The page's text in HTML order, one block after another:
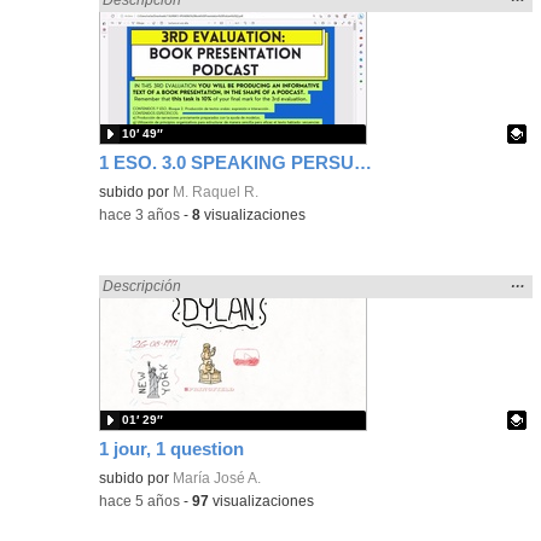
1 ESO. 3.0 SPEAKING PERSUASIVE TEXT: BOOK PODCAST INFOGRAPH
la
Contenido educativo.
subido por M. Raquel R.
10′ 49″
-hace 3 años -8 visualizaciones
1 jour, 1 question
Encontrado «Oral» en:
Descripción
la
…
Contenido educativo.
subido por María José A.
01′ 29″
-hace 5 años -97 visualizaciones